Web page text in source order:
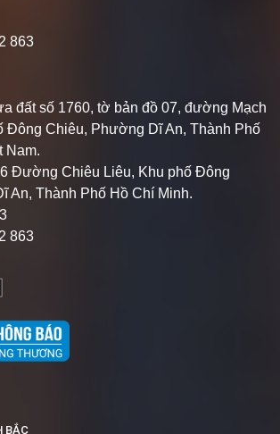
863
đất số 1760, tờ bản đồ 07, đường Mạch
Đông Chiêu, Phường Dĩ An, Thành Phố
Nam.
Đường Chiêu Liêu, Khu phố Đông
An, Thành Phố Hồ Chí Minh.
863
BẮC